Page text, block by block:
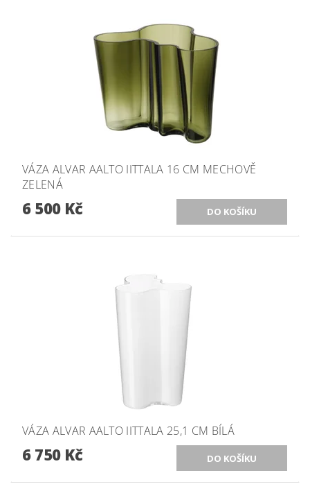
VÁZA ALVAR AALTO IITTALA 16 CM MECHOVĚ
ZELENÁ
6 500 Kč
VÁZA ALVAR AALTO IITTALA 25,1 CM BÍLÁ
6 750 Kč